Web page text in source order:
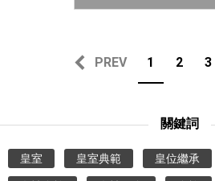
PREV 1 2 3
關鍵詞
皇室 皇室典範 皇位繼承